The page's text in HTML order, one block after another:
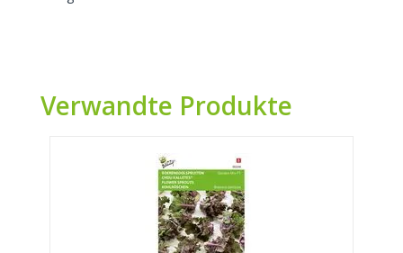
Verwandte Produkte